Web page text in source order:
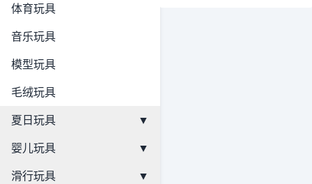
体育玩具
音乐玩具
模型玩具
毛绒玩具
夏日玩具
▼
婴儿玩具
▼
滑行玩具
▼